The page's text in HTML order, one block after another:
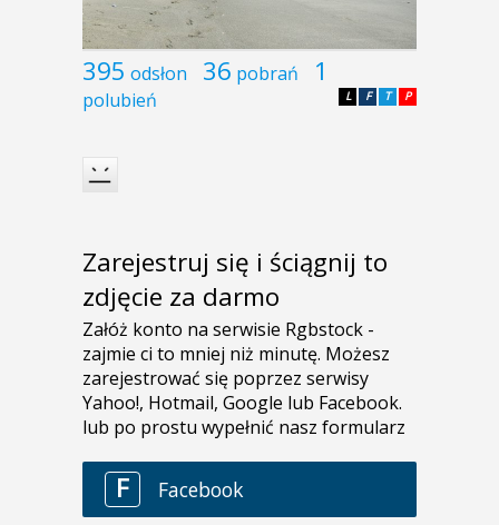
395 odsłon 36 pobrań 1
polubień P
T
F
L
Zarejestruj się i ściągnij to
zdjęcie za darmo